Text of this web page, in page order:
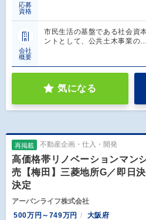
応募
資格
会社
概要
市民生活の基盤である社会資
ントとして、公共土木事業の…
気になる
再掲載 不動産企画・仕入・開発
高価格帯リノベーションマン
売【梅田】三菱地所G／即日
決定
アーバンライフ株式会社
500万円～749万円
大阪府